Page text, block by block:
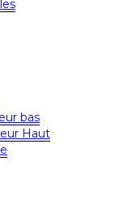
bas
Haut